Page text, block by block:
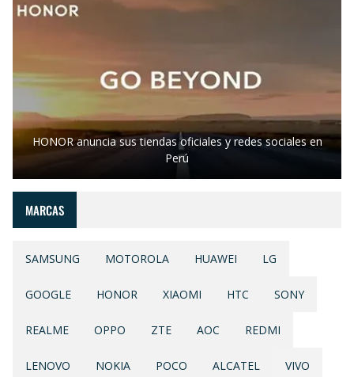
HONOR anuncia sus tiendas oficiales y redes sociales en
Perú
MARCAS
SAMSUNG MOTOROLA HUAWEI LG
GOOGLE HONOR XIAOMI HTC SONY
REALME OPPO ZTE AOC REDMI
LENOVO NOKIA POCO ALCATEL VIVO